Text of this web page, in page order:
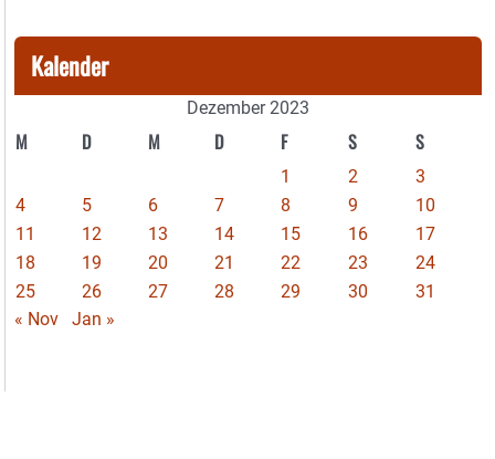
Kalender
Dezember 2023
M D M D F S S
1 2
3
4
5 6 7 8 9
10
11
12 13 14 15 16
17
18
19 20 21 22 23
24
25
26 27 28 29 30
31
« Nov
Jan »